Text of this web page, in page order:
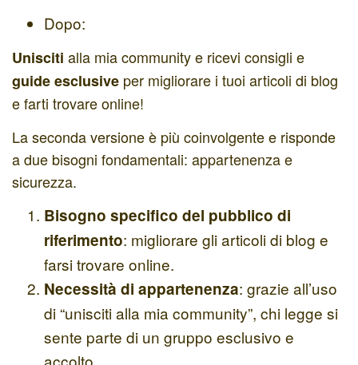
Dopo:
Unisciti alla mia community e ricevi consigli e
guide esclusive per migliorare i tuoi articoli di blog
e farti trovare online!
La seconda versione è più coinvolgente e risponde
a due bisogni fondamentali: appartenenza e
sicurezza.
Bisogno specifico del pubblico di
riferimento: migliorare gli articoli di blog e
farsi trovare online.
Necessità di appartenenza: grazie all’uso
di “unisciti alla mia community”, chi legge si
sente parte di un gruppo esclusivo e
accolto.